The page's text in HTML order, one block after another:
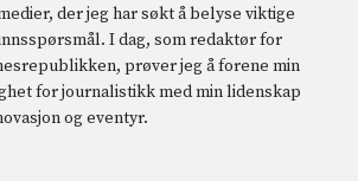
der jeg har søkt å belyse viktige
I dag, som redaktør for
prøver jeg å forene min
for journalistikk med min lidenskap
og eventyr.